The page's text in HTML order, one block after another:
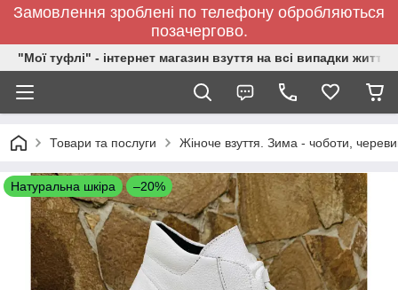
Замовлення зроблені по телефону обробляються
позачергово.
"Мої туфлі" - інтернет магазин взуття на всі випадки життя.
Товари та послуги Жіноче взуття. Зима - чоботи,
Натуральна шкіра –20%